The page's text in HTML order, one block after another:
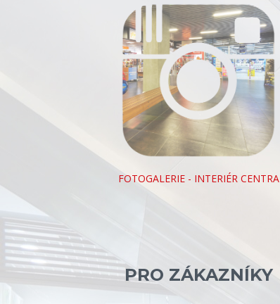
FOTOGALERIE - INTERIÉR CENTRA
PRO ZÁKAZNÍKY